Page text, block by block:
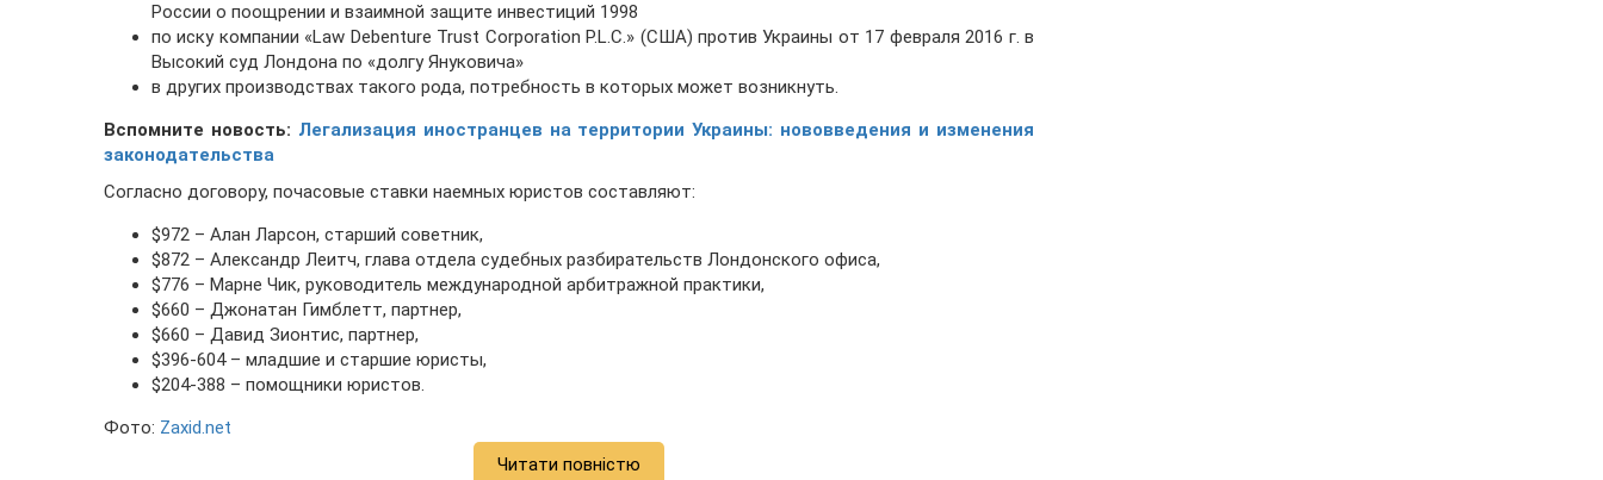
России о поощрении и взаимной защите инвестиций 1998
по иску компании «Law Debenture Trust Corporation P.L.C.» (США) против Украины от 17 февраля 2016 г. в
Высокий суд Лондона по «долгу Януковича»
в других производствах такого рода, потребность в которых может возникнуть.
Вспомните новость: Легализация иностранцев на территории Украины: нововведения и изменения
законодательства
Согласно договору, почасовые ставки наемных юристов составляют:
$972 – Алан Ларсон, старший советник,
$872 – Александр Леитч, глава отдела судебных разбирательств Лондонского офиса,
$776 – Марне Чик, руководитель международной арбитражной практики,
$660 – Джонатан Гимблетт, партнер,
$660 – Давид Зионтис, партнер,
$396-604 – младшие и старшие юристы,
$204-388 – помощники юристов.
Фото: Zaxid.net
Читати повністю